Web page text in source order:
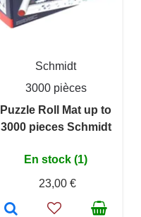
Schmidt
3000 pièces
Puzzle Roll Mat up to
3000 pieces Schmidt
En stock (1)
23,00 €